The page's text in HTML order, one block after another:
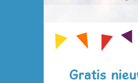
Gratis